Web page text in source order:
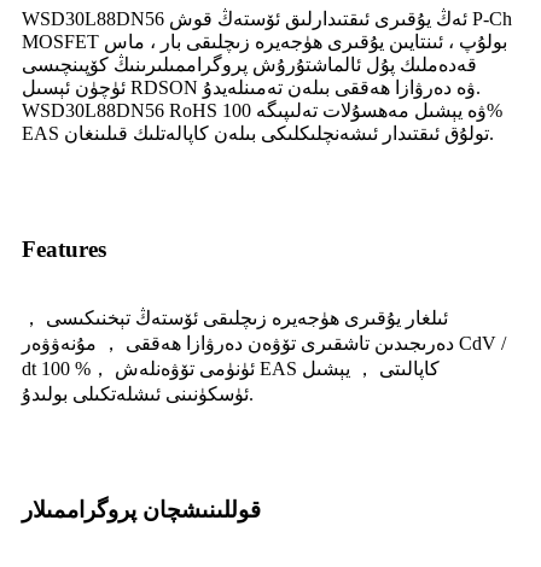
WSD30L88DN56 ئەڭ يۇقىرى ئىقتىدارلىق ئۆستەڭ قوش P-Ch
MOSFET بولۇپ ، ئىنتايىن يۇقىرى ھۈجەيرە زىچلىقى بار ، ماس
قەدەملىك پۇل ئالماشتۇرۇش پروگراممىلىرىنىڭ كۆپىنچىسى
ئۈچۈن ئېسىل RDSON ۋە دەرۋازا ھەققى بىلەن تەمىنلەيدۇ.
WSD30L88DN56 RoHS ۋە يېشىل مەھسۇلات تەلىپىگە 100%
EAS تولۇق ئىقتىدار ئىشەنچلىكلىكى بىلەن كاپالەتلىك قىلىنغان.
Features
ئىلغار يۇقىرى ھۈجەيرە زىچلىقى ئۆستەڭ تېخنىكىسى ，
دەرىجىدىن تاشقىرى تۆۋەن دەرۋازا ھەققى ， مۇنەۋۋەر CdV /
dt ئۈنۈمى تۆۋەنلەش ，% 100 EAS كاپالىتى ， يېشىل
ئۈسكۈنىنى ئىشلەتكىلى بولىدۇ.
قوللىنىشچان پروگراممىلار